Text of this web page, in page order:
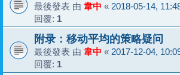
最後發表 由 韋中 « 2018-05-14,
回覆: 1
附录：移动平均的策略疑问
最後發表 由 韋中 « 2017-12-04,
回覆: 1